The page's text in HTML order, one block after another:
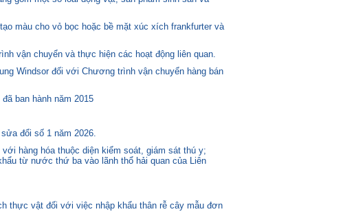
màu cho vỏ bọc hoặc bề mặt xúc xích frankfurter và
vận chuyển và thực hiện các hoạt động liên quan.
Windsor đối với Chương trình vận chuyển hàng bán
ban hành năm 2015
đổi số 1 năm 2026.
hàng hóa thuộc diện kiểm soát, giám sát thú y;
từ nước thứ ba vào lãnh thổ hải quan của Liên
thực vật đối với việc nhập khẩu thân rễ cây mẫu đơn